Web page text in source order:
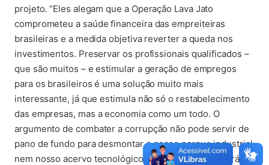
projeto. “Eles alegam que a Operação Lava Jato
comprometeu a saúde financeira das empreiteiras
brasileiras e a medida objetiva reverter a queda nos
investimentos. Preservar os profissionais qualificados –
que são muitos – e estimular a geração de empregos
para os brasileiros é uma solução muito mais
interessante, já que estimula não só o restabelecimento
das empresas, mas a economia como um todo. O
argumento de combater a corrupção não pode servir de
pano de fundo para desmontar o nosso parque industrial
nem nosso acervo tecnológico. Esse projeto tem caráter